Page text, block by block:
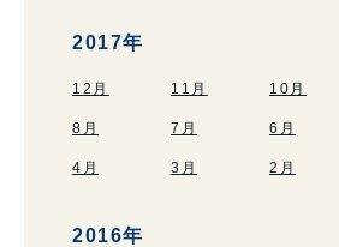
2017年
12月 11月 10月
8月 7月 6月
4月 3月 2月
2016年